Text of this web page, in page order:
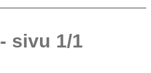
- sivu 1/1